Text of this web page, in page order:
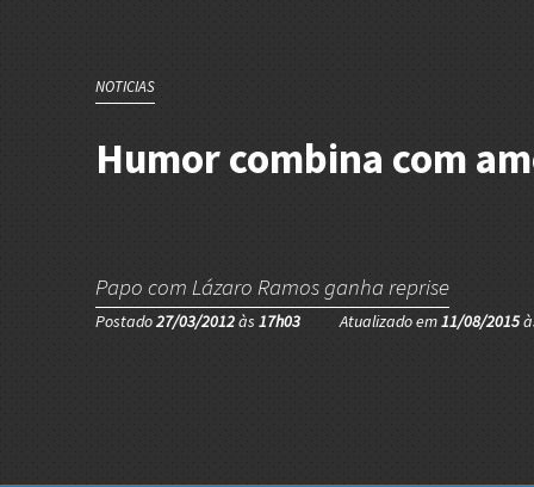
NOTICIAS
Humor combina com
Papo com Lázaro Ramos ganha reprise
Postado27/03/2012às 17h03 Atualizado em11/08/2015